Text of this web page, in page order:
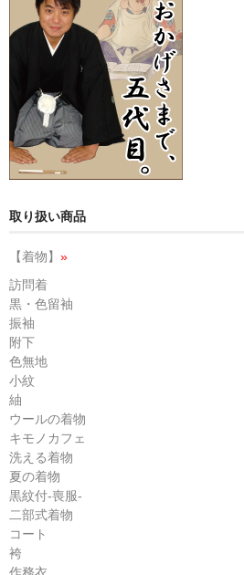
取り扱い商品
【着物】 »
訪問着
黒・色留袖
振袖
附下
色無地
小紋
紬
ウールの着物
キモノカフェ
洗える着物
夏の着物
黒紋付-喪服-
二部式着物
コート
袴